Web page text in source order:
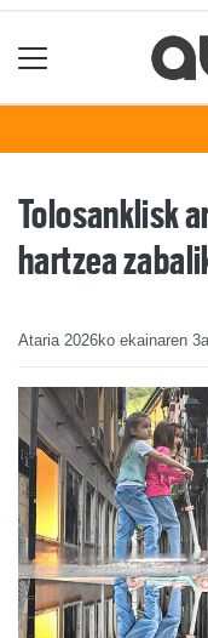
Tolosanklisk
hartzea
Ataria 2026ko ekainaren 3a